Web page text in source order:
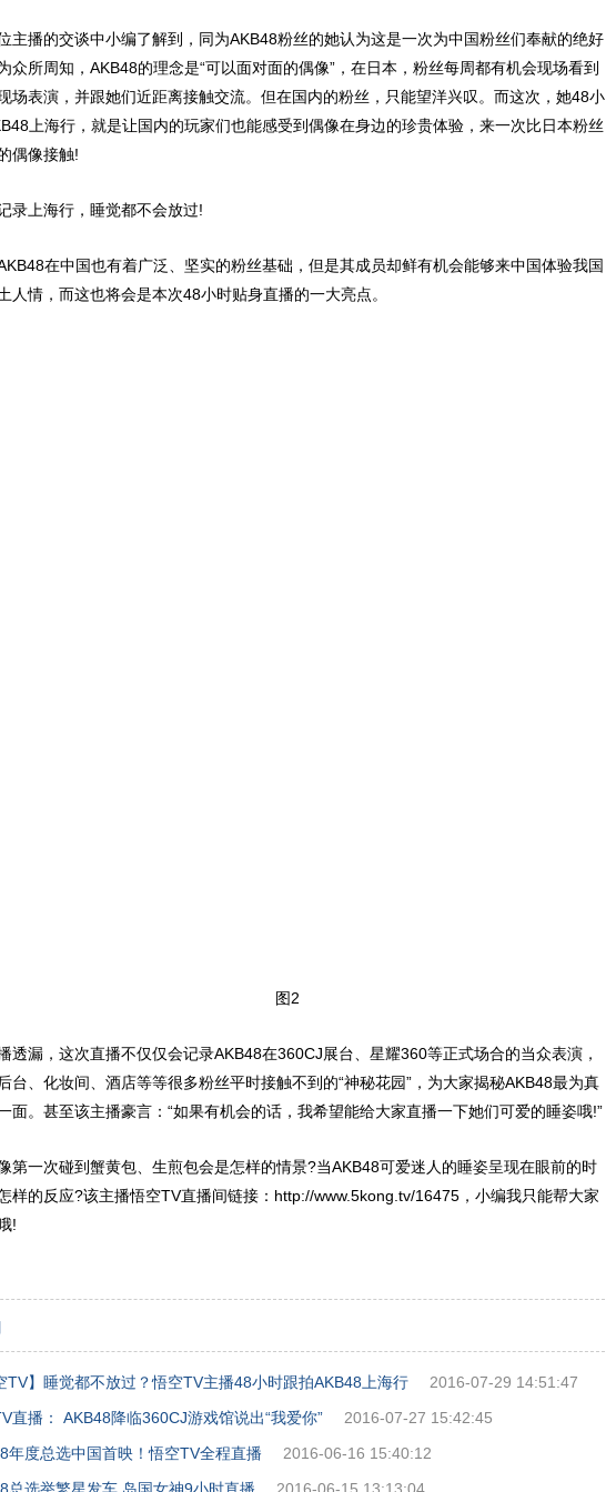
播的交谈中小编了解到，同为AKB48粉丝的她认为这是一次为中国粉丝们奉献的绝好
众所周知，AKB48的理念是“可以面对面的偶像”，在日本，粉丝每周都有机会现场看到
场表演，并跟她们近距离接触交流。但在国内的粉丝，只能望洋兴叹。而这次，她48小
上海行，就是让国内的玩家们也能感受到偶像在身边的珍贵体验，来一次比日本粉丝
偶像接触!
上海行，睡觉都不会放过!
在中国也有着广泛、坚实的粉丝基础，但是其成员却鲜有机会能够来中国体验我国
人情，而这也将会是本次48小时贴身直播的一大亮点。
图2
漏，这次直播不仅仅会记录AKB48在360CJ展台、星耀360等正式场合的当众表演，
台、化妆间、酒店等等很多粉丝平时接触不到的“神秘花园”，为大家揭秘AKB48最为真
面。甚至该主播豪言：“如果有机会的话，我希望能给大家直播一下她们可爱的睡姿哦!”
一次碰到蟹黄包、生煎包会是怎样的情景?当AKB48可爱迷人的睡姿呈现在眼前的时
样的反应?该主播悟空TV直播间链接：http://www.5kong.tv/16475，小编我只能帮大家
!
TV】睡觉都不放过？悟空TV主播48小时跟拍AKB48上海行
2016-07-29 14:51:47
直播： AKB48降临360CJ游戏馆说出“我爱你”
2016-07-27 15:42:45
年度总选中国首映！悟空TV全程直播
2016-06-16 15:40:12